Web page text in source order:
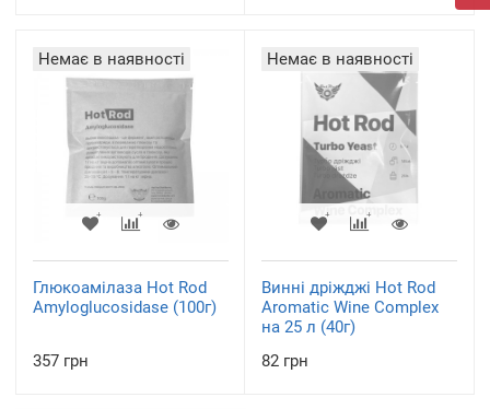
Немає в наявності
Глюкоамілаза Hot Rod
Amyloglucosidase (100г)
357 грн
Немає в наявності
Винні дріжджі Hot Rod
Aromatic Wine Complex
на 25 л (40г)
82 грн